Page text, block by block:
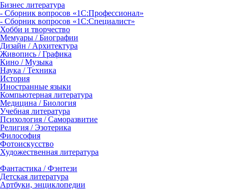
Бизнес литература
- Сборник вопросов «1С:Профессионал»
- Сборник вопросов «1С:Специалист»
Хобби и творчество
Мемуары / Биографии
Дизайн / Архитектура
Живопись / Графика
Кино / Музыка
Наука / Техника
История
Иностранные языки
Компьютерная литература
Медицина / Биология
Учебная литература
Психология / Саморазвитие
Религия / Эзотерика
Философия
Фотоискусство
Художественная литература
Фантастика / Фэнтези
Детская литература
Артбуки, энциклопедии